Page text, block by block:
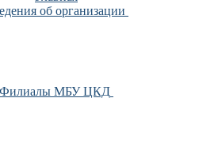
об организации
Филиалы МБУ ЦКД